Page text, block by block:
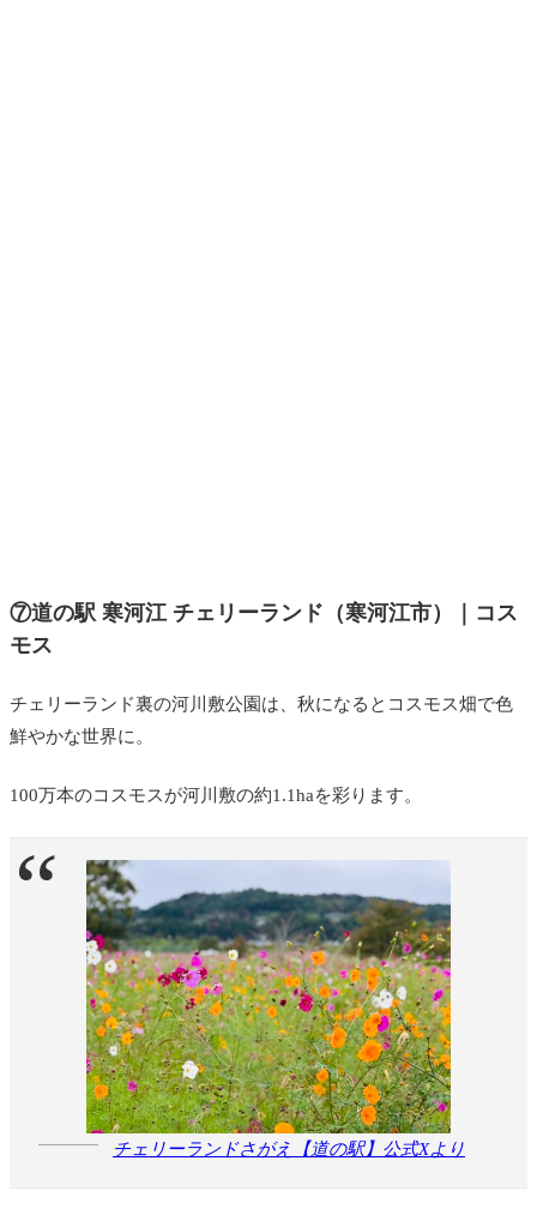
⑦道の駅 寒河江 チェリーランド（寒河江市）｜コス
モス
チェリーランド裏の河川敷公園は、秋になるとコスモス畑で色
鮮やかな世界に。
100万本のコスモスが河川敷の約1.1haを彩ります。
チェリーランドさがえ【道の駅】公式Xより